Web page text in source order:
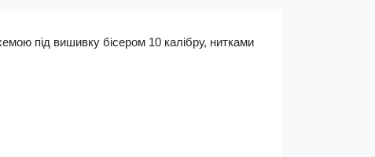
під вишивку бісером 10 калібру, нитками